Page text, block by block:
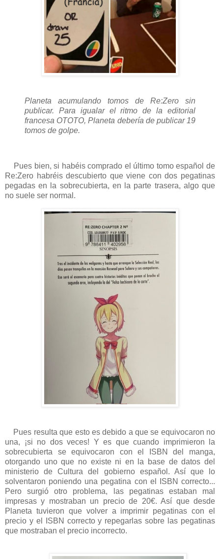
Planeta acumulando tomos de Re:Zero sin
publicar. Para igualar el ritmo de la editorial
francesa OTOTO, Planeta debería de publicar 19
tomos de golpe.
Pues bien, si habéis comprado el último tomo español de
Re:Zero habréis descubierto que viene con dos pegatinas
pegadas en la sobrecubierta, en la parte trasera, algo que
no suele ser normal.
Pues resulta que esto es debido a que se equivocaron no
una, ¡si no dos veces! Y es que cuando imprimieron la
sobrecubierta se equivocaron con el ISBN del manga,
otorgando uno que no existe ni en la base de datos del
ministerio de Cultura del gobierno español. Así que lo
solventaron poniendo una pegatina con el ISBN correcto...
Pero surgió otro problema, las pegatinas estaban mal
impresas y mostraban un precio de 20€. Así que desde
Planeta tuvieron que volver a imprimir pegatinas con el
precio y el ISBN correcto y repegarlas sobre las pegatinas
que mostraban el precio incorrecto.